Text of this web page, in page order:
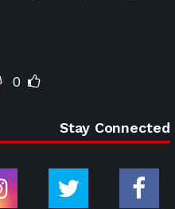
0
Stay Connected